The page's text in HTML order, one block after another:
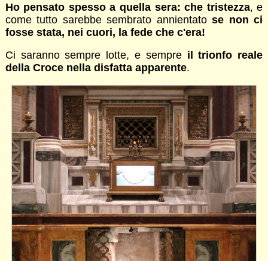
Ho pensato spesso a quella sera: che tristezza, e
come tutto sarebbe sembrato annientatose non ci
fosse stata, nei cuori, la fede che c'era!
Ci saranno sempre lotte, e sempre il trionfo reale
della Croce nella disfatta apparente.